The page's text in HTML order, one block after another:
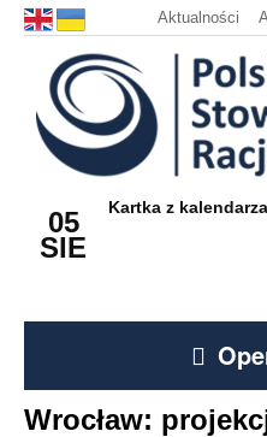
Aktualności
05
SIE
Kartka z
Wrocław: